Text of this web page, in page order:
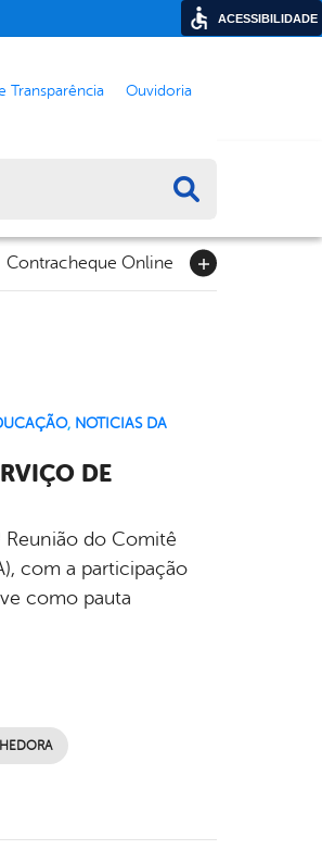
Transparência Ouvidoria
Contracheque Online
, NOTICIAS DA
DE
Reunião do Comitê
com a participação
como pauta
ACESSIBILIDADE